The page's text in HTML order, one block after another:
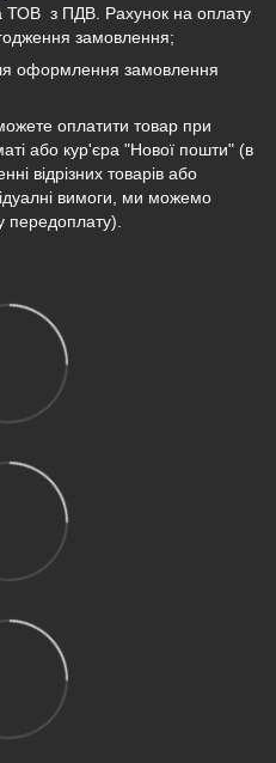
ТОВ з ПДВ. Рахунок на оплату
замовлення;
оформлення замовлення
оплатити товар при
або кур'єра "Нової пошти" (в
відрізних товарів або
вимоги, ми можемо
передоплату).